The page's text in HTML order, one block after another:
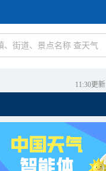
11:30更新